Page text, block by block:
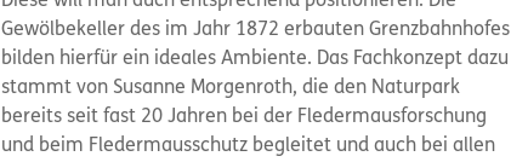
Gewölbekeller des im Jahr 1872 erbauten Grenzbahnhofes
bilden hierfür ein ideales Ambiente. Das Fachkonzept dazu
stammt von Susanne Morgenroth, die den Naturpark
bereits seit fast 20 Jahren bei der Fledermausforschung
und beim Fledermausschutz begleitet und auch bei allen